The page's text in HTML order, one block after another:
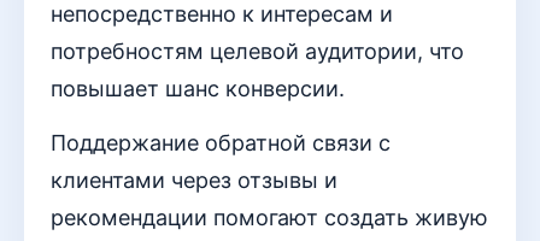
непосредственно к интересам и
потребностям целевой аудитории, что
повышает шанс конверсии.
Поддержание обратной связи с
клиентами через отзывы и
рекомендации помогают создать живую